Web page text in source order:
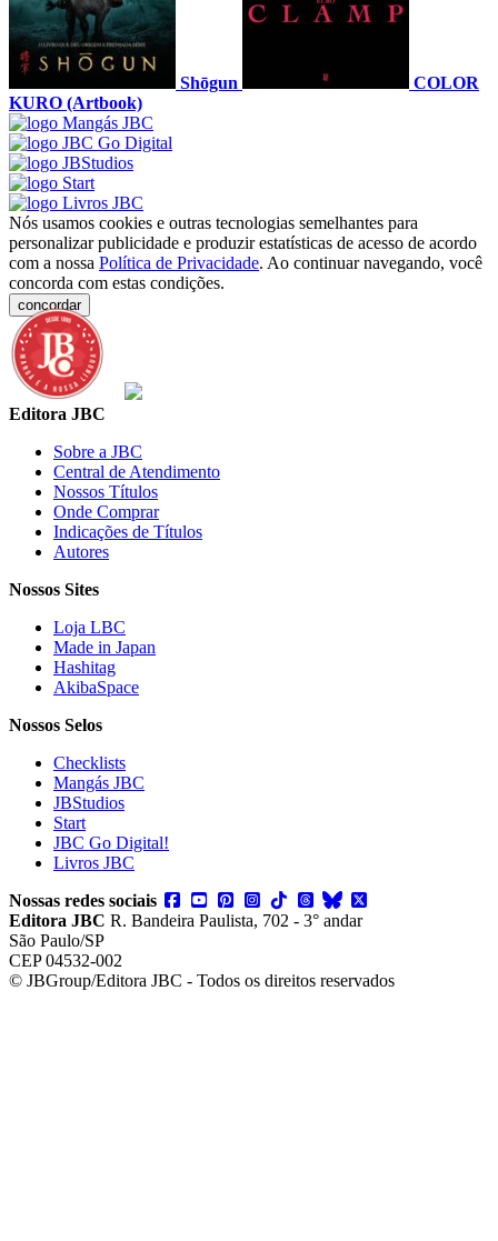
Shōgun
COLOR
KURO (Artbook)
Nós usamos cookies e outras tecnologias semelhantes para
personalizar publicidade e produzir estatísticas de acesso de acordo
com a nossa Política de Privacidade. Ao continuar navegando, você
concorda com estas condições.
concordar
Editora JBC
Sobre a JBC
Central de Atendimento
Nossos Títulos
Onde Comprar
Indicações de Títulos
Autores
Nossos Sites
Loja LBC
Made in Japan
Hashitag
AkibaSpace
Nossos Selos
Checklists
Mangás JBC
JBStudios
Start
JBC Go Digital!
Livros JBC
Nossas redes sociais
Editora JBC R. Bandeira Paulista, 702 - 3° andar
São Paulo/SP
CEP 04532-002
© JBGroup/Editora JBC - Todos os direitos reservados